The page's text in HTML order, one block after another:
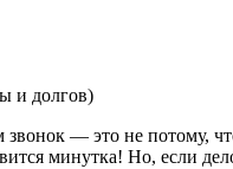
и долгов)
— это не потому,
минутка! Но, если